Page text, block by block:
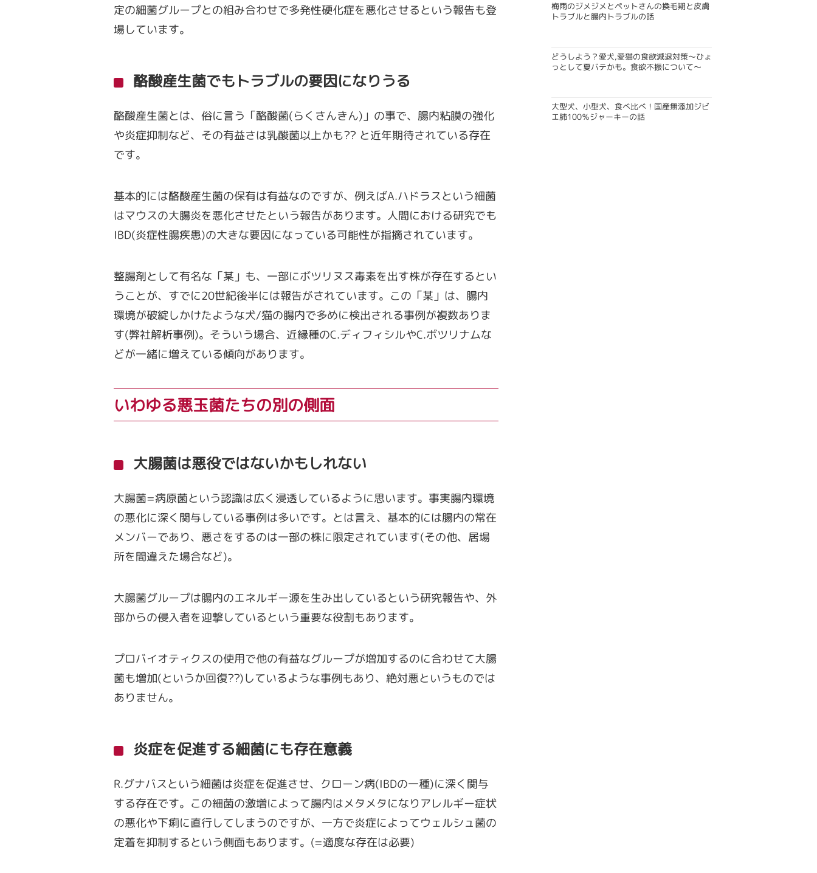
定の細菌グループとの組み合わせで多発性硬化症を悪化させるという報告も登
場しています。
酪酸産生菌でもトラブルの要因になりうる
酪酸産生菌とは、俗に言う「酪酸菌(らくさんきん)」の事で、腸内粘膜の強化
や炎症抑制など、その有益さは乳酸菌以上かも?? と近年期待されている存在
です。
基本的には酪酸産生菌の保有は有益なのですが、例えばA.ハドラスという細菌
はマウスの大腸炎を悪化させたという報告があります。人間における研究でも
IBD(炎症性腸疾患)の大きな要因になっている可能性が指摘されています。
整腸剤として有名な「某」も、一部にボツリヌス毒素を出す株が存在するとい
うことが、すでに20世紀後半には報告がされています。この「某」は、腸内
環境が破綻しかけたような犬/猫の腸内で多めに検出される事例が複数ありま
す(弊社解析事例)。そういう場合、近縁種のC.ディフィシルやC.ボツリナムな
どが一緒に増えている傾向があります。
いわゆる悪玉菌たちの別の側面
大腸菌は悪役ではないかもしれない
大腸菌=病原菌という認識は広く浸透しているように思います。事実腸内環境
の悪化に深く関与している事例は多いです。とは言え、基本的には腸内の常在
メンバーであり、悪さをするのは一部の株に限定されています(その他、居場
所を間違えた場合など)。
大腸菌グループは腸内のエネルギー源を生み出しているという研究報告や、外
部からの侵入者を迎撃しているという重要な役割もあります。
プロバイオティクスの使用で他の有益なグループが増加するのに合わせて大腸
菌も増加(というか回復??)しているような事例もあり、絶対悪というものでは
ありません。
炎症を促進する細菌にも存在意義
R.グナバスという細菌は炎症を促進させ、クローン病(IBDの一種)に深く関与
する存在です。この細菌の激増によって腸内はメタメタになりアレルギー症状
の悪化や下痢に直行してしまうのですが、一方で炎症によってウェルシュ菌の
定着を抑制するという側面もあります。(=適度な存在は必要)
梅雨のジメジメとペットさんの換毛期と皮膚
トラブルと腸内トラブルの話
どうしよう？愛犬,愛猫の食欲減退対策〜ひょ
っとして夏バテかも。食欲不振について〜
大型犬、小型犬、食べ比べ！国産無添加ジビ
エ肺100％ジャーキーの話